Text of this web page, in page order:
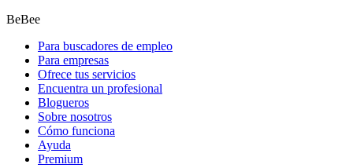
BeBee
Para buscadores de empleo
Para empresas
Ofrece tus servicios
Encuentra un profesional
Blogueros
Sobre nosotros
Cómo funciona
Ayuda
Premium